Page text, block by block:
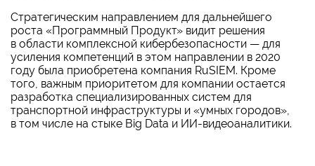
Стратегическим направлением для дальнейшего
роста «Программный Продукт» видит решения
в области комплексной кибербезопасности — для
усиления компетенций в этом направлении в 2020
году была приобретена компания RuSIEM. Кроме
того, важным приоритетом для компании остается
разработка специализированных систем для
транспортной инфраструктуры и «умных городов»,
в том числе на стыке Big Data и ИИ-видеоаналитики.